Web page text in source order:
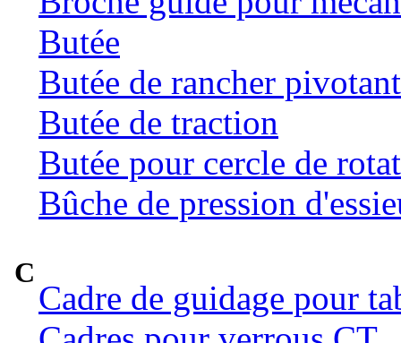
Butée
Butée de rancher
Butée de traction
Butée pour cercle de
Bûche de pression
C
Cadre de guidage pour